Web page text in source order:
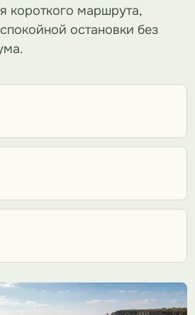
короткого маршрута,
остановки без